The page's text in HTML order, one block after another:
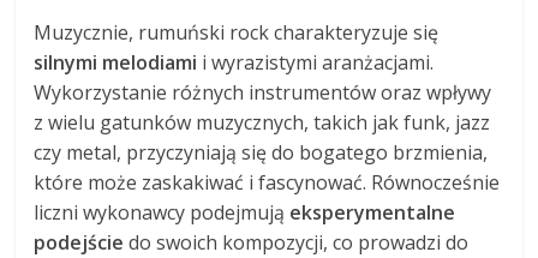
Muzycznie, rumuński rock charakteryzuje się
silnymi melodiami i wyrazistymi aranżacjami.
Wykorzystanie różnych instrumentów oraz wpływy
z wielu gatunków muzycznych, takich jak funk, jazz
czy metal, przyczyniają się do bogatego brzmienia,
które może zaskakiwać i fascynować. Równocześnie
liczni wykonawcy podejmują eksperymentalne
podejście do swoich kompozycji, co prowadzi do